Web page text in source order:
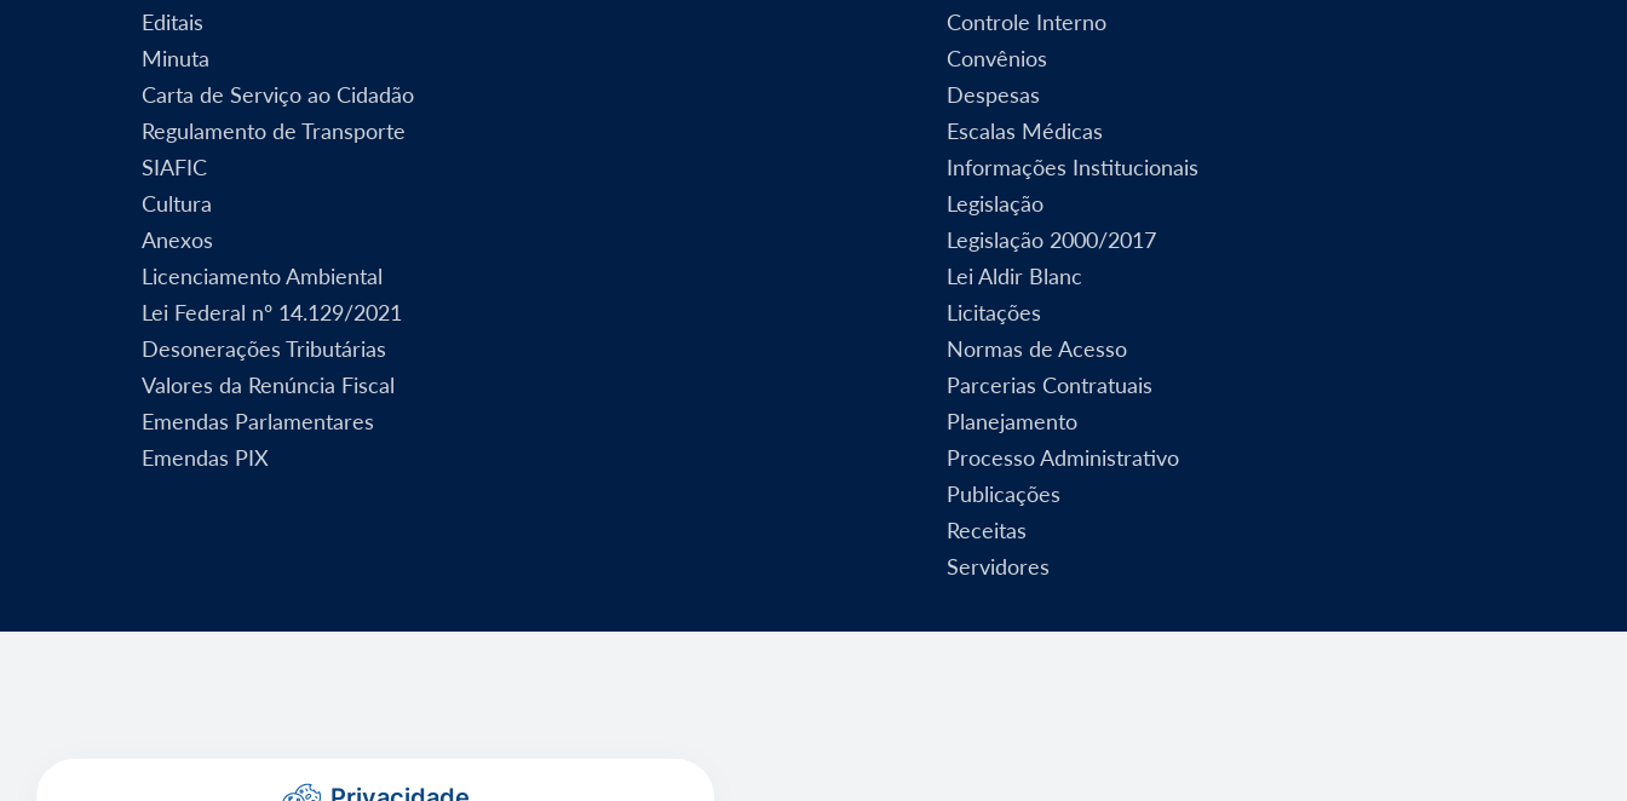
Editais
Minuta
Carta de Serviço ao Cidadão
Regulamento de Transporte
SIAFIC
Cultura
Anexos
Licenciamento Ambiental
Lei Federal nº 14.129/2021
Desonerações Tributárias
Valores da Renúncia Fiscal
Emendas Parlamentares
Emendas PIX
Controle Interno
Convênios
Despesas
Escalas Médicas
Informações Institucionais
Legislação
Legislação 2000/2017
Lei Aldir Blanc
Licitações
Normas de Acesso
Parcerias Contratuais
Planejamento
Processo Administrativo
Publicações
Receitas
Servidores